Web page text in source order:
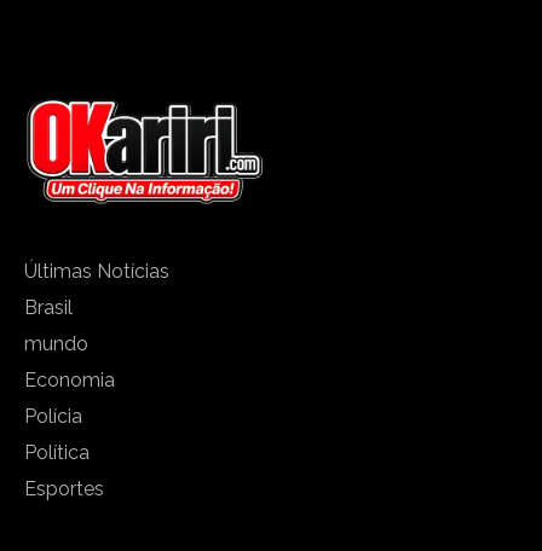
Últimas Notícias
Brasil
mundo
Economia
Polícia
Política
Esportes